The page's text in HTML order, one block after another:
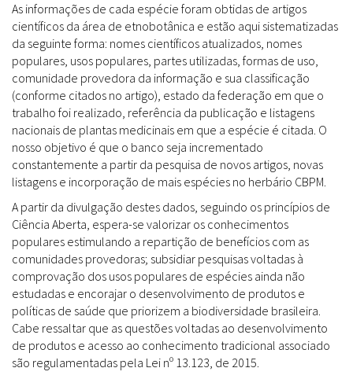
As informações de cada espécie foram obtidas de artigos
científicos da área de etnobotânica e estão aqui sistematizadas
da seguinte forma: nomes científicos atualizados, nomes
populares, usos populares, partes utilizadas, formas de uso,
comunidade provedora da informação e sua classificação
(conforme citados no artigo), estado da federação em que o
trabalho foi realizado, referência da publicação e listagens
nacionais de plantas medicinais em que a espécie é citada. O
nosso objetivo é que o banco seja incrementado
constantemente a partir da pesquisa de novos artigos, novas
listagens e incorporação de mais espécies no herbário CBPM.
A partir da divulgação destes dados, seguindo os princípios de
Ciência Aberta, espera-se valorizar os conhecimentos
populares estimulando a repartição de benefícios com as
comunidades provedoras; subsidiar pesquisas voltadas à
comprovação dos usos populares de espécies ainda não
estudadas e encorajar o desenvolvimento de produtos e
políticas de saúde que priorizem a biodiversidade brasileira.
Cabe ressaltar que as questões voltadas ao desenvolvimento
de produtos e acesso ao conhecimento tradicional associado
são regulamentadas pela Lei nº 13.123, de 2015.